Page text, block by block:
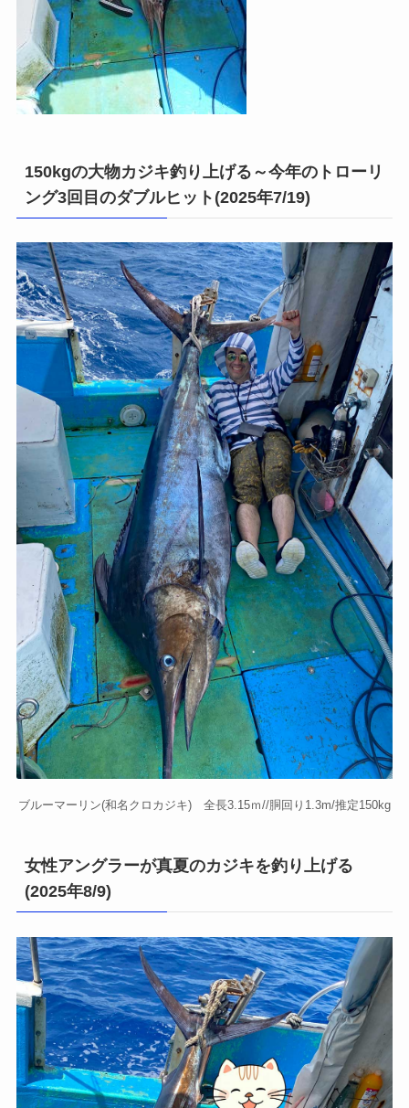
150kgの大物カジキ釣り上げる～今年のトローリ
ング3回目のダブルヒット(2025年7/19)
ブルーマーリン(和名クロカジキ) 全長3.15ｍ//胴回り1.3m/推定150kg
女性アングラーが真夏のカジキを釣り上げる
(2025年8/9)